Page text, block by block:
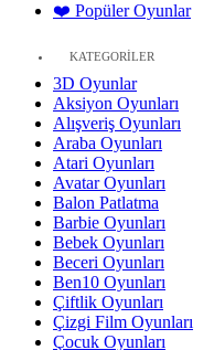
❤️ Popüler Oyunlar
KATEGORİLER
3D Oyunlar
Aksiyon Oyunları
Alışveriş Oyunları
Araba Oyunları
Atari Oyunları
Avatar Oyunları
Balon Patlatma
Barbie Oyunları
Bebek Oyunları
Beceri Oyunları
Ben10 Oyunları
Çiftlik Oyunları
Çizgi Film Oyunları
Çocuk Oyunları